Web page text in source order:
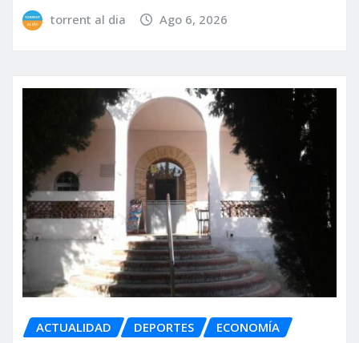
torrent al dia Ago 6, 2026
ACTUALIDAD DEPORTES ECONOMÍA